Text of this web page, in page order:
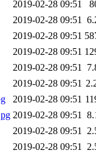
2019-02-28 09:51
2019-02-28 09:51
2019-02-28 09:51
2019-02-28 09:51
2019-02-28 09:51
2019-02-28 09:51
2019-02-28 09:51
2019-02-28 09:51
2019-02-28 09:51
2019-02-28 09:51